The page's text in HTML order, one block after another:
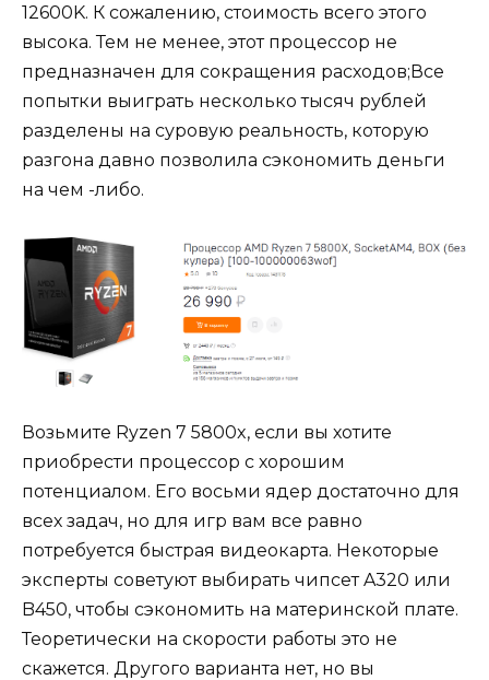
12600K. К сожалению, стоимость всего этого
высока. Тем не менее, этот процессор не
предназначен для сокращения расходов;Все
попытки выиграть несколько тысяч рублей
разделены на суровую реальность, которую
разгона давно позволила сэкономить деньги
на чем -либо.
Возьмите Ryzen 7 5800x, если вы хотите
приобрести процессор с хорошим
потенциалом. Его восьми ядер достаточно для
всех задач, но для игр вам все равно
потребуется быстрая видеокарта. Некоторые
эксперты советуют выбирать чипсет A320 или
B450, чтобы сэкономить на материнской плате.
Теоретически на скорости работы это не
скажется. Другого варианта нет, но вы